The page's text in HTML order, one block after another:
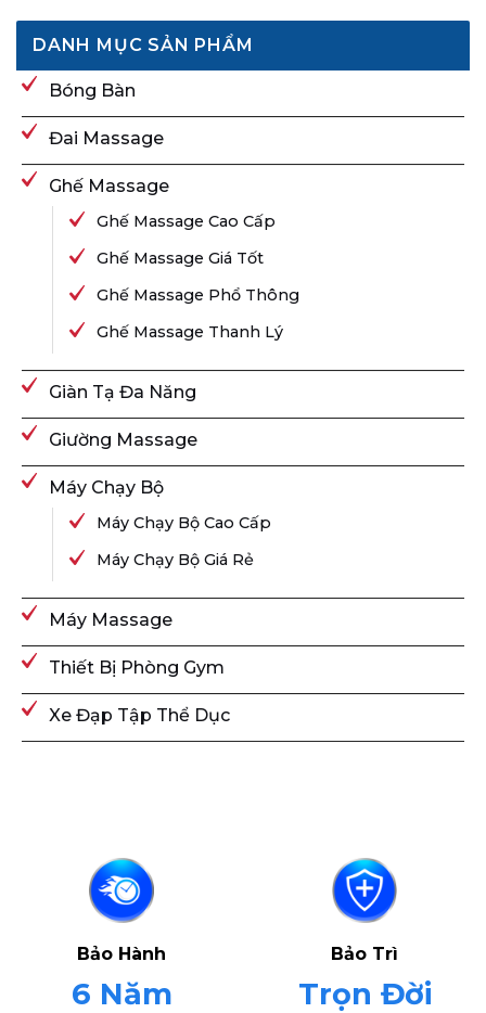
DANH MỤC SẢN PHẨM
Bóng Bàn
Đai Massage
Ghế Massage
Ghế Massage Cao Cấp
Ghế Massage Giá Tốt
Ghế Massage Phổ Thông
Ghế Massage Thanh Lý
Giàn Tạ Đa Năng
Giường Massage
Máy Chạy Bộ
Máy Chạy Bộ Cao Cấp
Máy Chạy Bộ Giá Rẻ
Máy Massage
Thiết Bị Phòng Gym
Xe Đạp Tập Thể Dục
Bảo Hành
6 Năm
Bảo Trì
Trọn Đời